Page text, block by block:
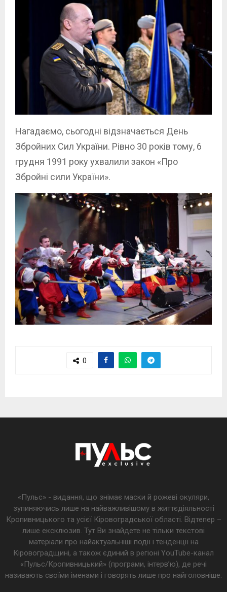
Нагадаємо, сьогодні відзначається День
Збройних Сил України. Рівно 30 років тому, 6
грудня 1991 року ухвалили закон «Про
Збройні сили України».
0
«Пульс» - видання, що знімає маски й рожеві окуляри,
зупиняючись лише на найважливішому в життєдіяльності
Кропивницького та усієї Кіровоградської області. Відтепер –
лише ексклюзив. Тут Ви знайдете не тільки текстові
матеріали про найактуальніші події і тенденції на
Кіровоградщині, а також єдиний в регіоні YouTube-канал
«Пульс/Кропивницький» (програми, інтерв’ю), де речі
називають своїми іменами і говорять лише про найголовніше.